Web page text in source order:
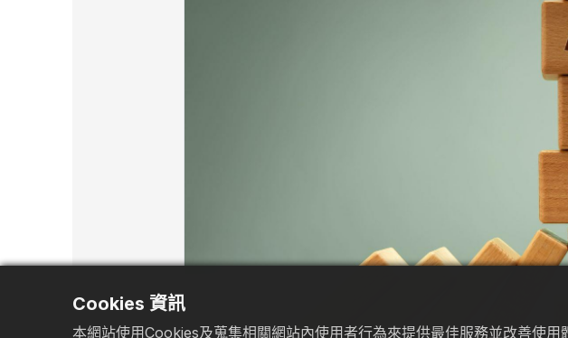
Cookies 資訊
本網站使用Cookies及蒐集相關網站內使用者行為來提供最佳服務並改善使